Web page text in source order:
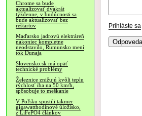
Chrome sa bude
aktualizovať dvakrát
týždenne, v budúcnosti sa
bude aktualizovať bez
reštartov
Maďarsko jadrovú elektráreň
nakoniec kompletne
neodstavilo, Rumunsko mení
tok Dunaja
Slovensko.sk má opäť
technické problémy
Železnice znižujú kvôli teplu
rýchlosť iba na 50 km/h,
spôsobuje to meškanie
V Poľsku spustili takmer
gigawatthodinové úložisko,
z LiFePO4 článkov
Prihláste sa